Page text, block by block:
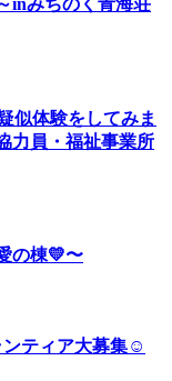
inみちのく青海荘
似体験をしてみま
力員・福祉事業所
の棟💛〜
ティア大募集☺